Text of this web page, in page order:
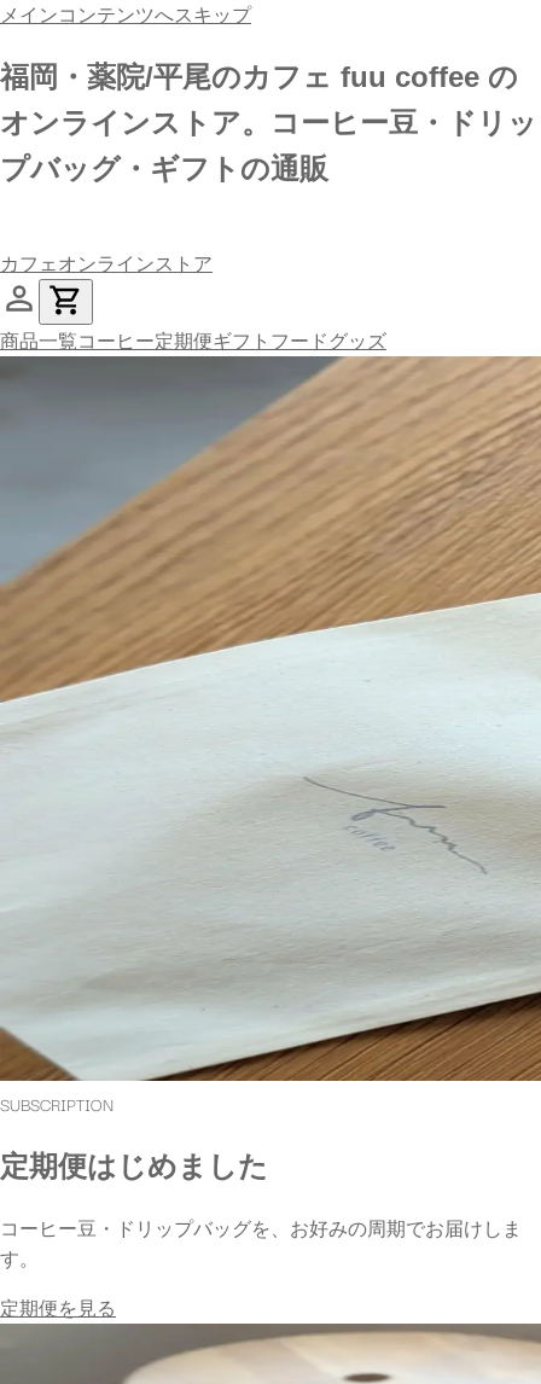
メインコンテンツへスキップ
福岡・薬院/平尾のカフェ fuu coffee の
オンラインストア。コーヒー豆・ドリッ
プバッグ・ギフトの通販
カフェ オンラインストア
商品一覧コーヒー定期便ギフト フード グッズ
SUBSCRIPTION
定期便はじめました
コーヒー豆・ドリップバッグを、お好みの周期でお届けしま
す。
定期便を見る